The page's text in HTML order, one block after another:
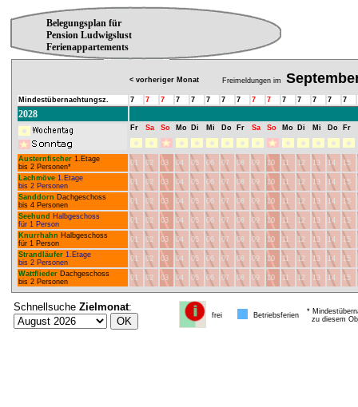
Belegungsplan für
Pension Ludwigslust
Ferienappartements
< vorheriger Monat Freimeldungen im
Mindestübernachtungsz. 7 7 7 7 7 7 7 7 7 7 7 7 7 7 7
2028
Fr Sa So Mo Di Mi Do Fr Sa So Mo Di Mi Do Fr
Austernfischer 1.Etage
bis 2 Personen*
01 02 03 04 05 06 07 08 09 10 11 12 13 14
15
Lachmöve 1.Etage
bis 2 Personen
01 02 03 04 05 06 07 08 09 10 11 12 13 14
15
Sanddorn Dachgeschoss
bis 4 Personen
01 02 03 04 05 06 07 08 09 10 11 12 13 14
15
Seehund Halbgeschoss
für 1 Person
01 02 03 04 05 06 07 08 09 10 11 12 13 14
15
Knurrhahn Halbgeschoss
für 1 Person
01 02 03 04 05 06 07 08 09 10 11 12 13 14
15
Strandläufer 1.Etage
bis 2 Personen
01 02 03 04 05 06 07 08 09 10 11 12 13 14
15
Wattflieder Dachgeschoss
bis 2 Personen
01 02 03 04 05 06 07 08 09 10 11 12 13 14 15
Schnellsuche Zielmonat:
frei Betriebsferien
*
zu diesem